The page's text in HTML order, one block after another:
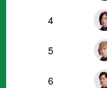
4
5
6